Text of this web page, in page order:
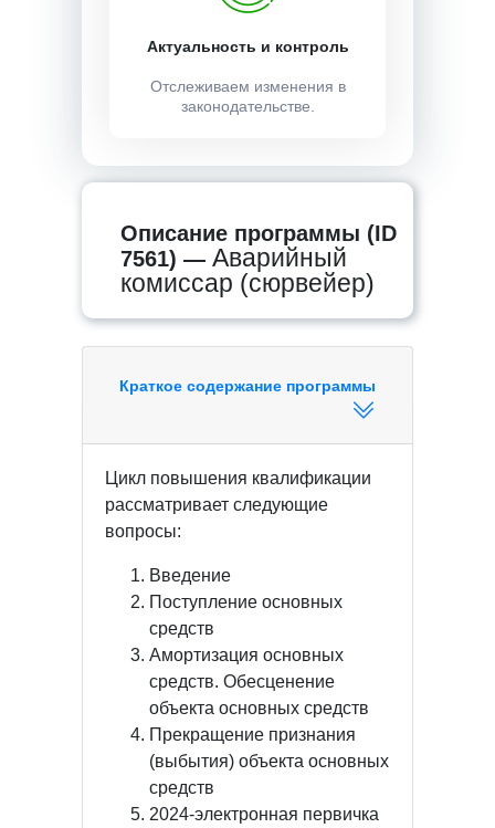
Актуальность и контроль
Отслеживаем изменения в
законодательстве.
Описание программы (ID
7561) — Аварийный
комиссар (сюрвейер)
Краткое содержание программы
Цикл повышения квалификации
рассматривает следующие
вопросы:
Введение
Поступление основных
средств
Амортизация основных
средств. Обесценение
объекта основных средств
Прекращение признания
(выбытия) объекта основных
средств
2024-электронная первичка